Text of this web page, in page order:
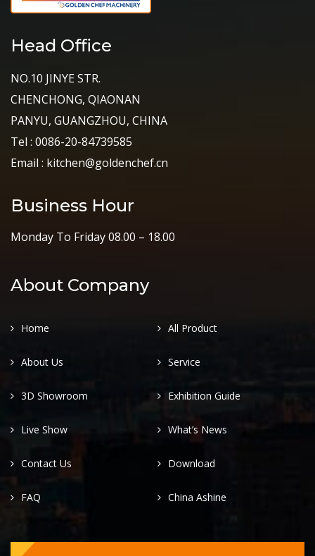
Head Office
NO.10 JINYE STR.
CHENCHONG, QIAONAN
PANYU, GUANGZHOU, CHINA
Tel : 0086-20-84739585
Email : kitchen@goldenchef.cn
Business Hour
Monday To Friday 08.00 – 18.00
About Company
Home All Product
About Us Service
3D Showroom Exhibition Guide
Live Show What’s News
Contact Us Download
FAQ China Ashine